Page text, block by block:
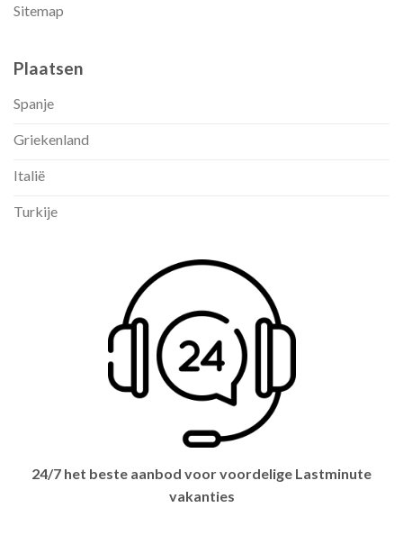
Sitemap
Plaatsen
Spanje
Griekenland
Italië
Turkije
24/7 het beste aanbod voor voordelige Lastminute
vakanties